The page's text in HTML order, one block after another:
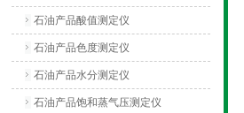
石油产品酸值测定仪
石油产品色度测定仪
石油产品水分测定仪
石油产品饱和蒸气压测定仪